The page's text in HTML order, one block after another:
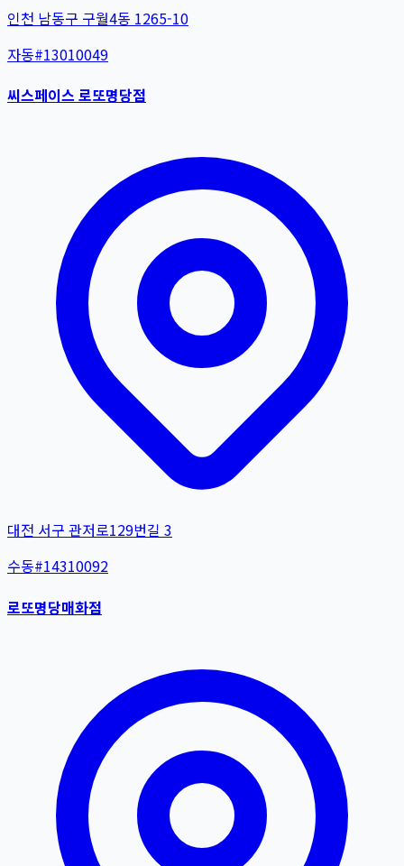
인천 남동구 구월4동 1265-10
자동#13010049
씨스페이스 로또명당점
대전 서구 관저로129번길 3
수동#14310092
로또명당매화점